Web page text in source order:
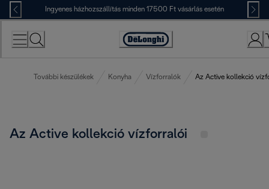
Skip
to
Content
Ingyenes házhozszállítás minden 17500 Ft vásárlás esetén
Accessibility
További készülékek Konyha Vízforralók Az Active kollekció
Az Active kollekció vízforralói